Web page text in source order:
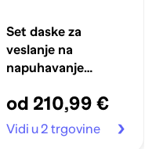
Set daske za
veslanje na
napuhavanje
plavi
od 210,99 €
Vidi u 2 trgovine